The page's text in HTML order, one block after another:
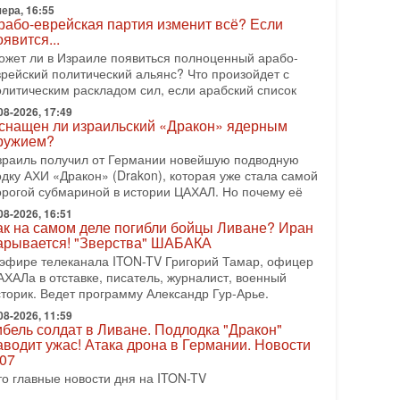
и Иран: последний шанс - НОВОСТИ
08/2026
США Дональд Трамп объявил о
переговоров с Ираном, но Тегеран пока
подтвердил готовность к диалогу. По словам
2026, 08:42
отменил удар по Ирану - НОВОСТИ
08/2026
США Дональд Трамп сегодня заявил об
подготовленного удара по Ирану после
Тегерана и других стран региона. По его
2026, 17:50
голос» Израиля: кто заберет его на этот
русскоязычных репатриантов не раз кардинально
политический ландшафт Израиля. Достаточно
взлет партии «Исраэль ба-алия», когда
07-2026, 17:00
закрытых дверей: о чём на самом деле
Трамп и Нетаньяху?
визит премьер-министра Израиля Биньямина
16:55
еврейская партия изменит всё? Если
ли в Израиле появиться полноценный арабо-
политический альянс? Что произойдет с
раскладом сил, если арабский список
2026, 17:49
ли израильский «Дракон» ядерным
получил от Германии новейшую подводную
АХИ «Дракон» (Drakon), которая уже стала самой
субмариной в истории ЦАХАЛ. Но почему её
2026, 16:51
на самом деле погибли бойцы Ливане? Иран
"Зверства" ШАБАКА
телеканала ITON-TV Григорий Тамар, офицер
в отставке, писатель, журналист, военный
Ведет программу Александр Гур-Арье.
2026, 11:59
солдат в Ливане. Подлодка "Дракон"
ужас! Атака дрона в Германии. Новости
главные новости дня на ITON-TV